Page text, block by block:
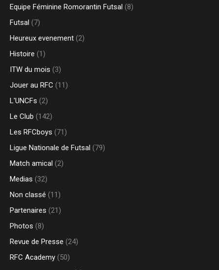
Equipe Féminine Romorantin Futsal (8)
Futsal (7)
Heureux evenement (2)
Histoire (1)
ITW du mois (3)
Jouer au RFC (11)
L'UNCFs (2)
Le Club (142)
Les RFCboys (71)
Ligue Nationale de Futsal (79)
Match amical (2)
Medias (32)
Non classé (11)
Partenaires (21)
Photos (8)
Revue de Presse (24)
RFC Academy (50)